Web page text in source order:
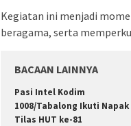
Kegiatan ini menjadi
beragama, serta
BACAAN LAINNYA
Pasi Intel Kodim
1008/Tabalong Ikuti Napak
Tilas HUT ke-81